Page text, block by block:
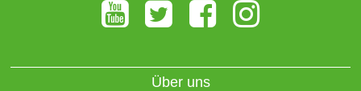
Über uns